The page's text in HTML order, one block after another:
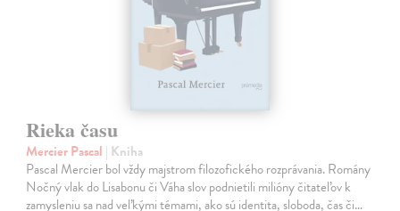
Rieka času
Mercier Pascal | Kniha
Pascal Mercier bol vždy majstrom filozofického rozprávania. Romány
Nočný vlak do Lisabonu či Váha slov podnietili milióny čitateľov k
zamysleniu sa nad veľkými témami, ako sú identita, sloboda, čas či…